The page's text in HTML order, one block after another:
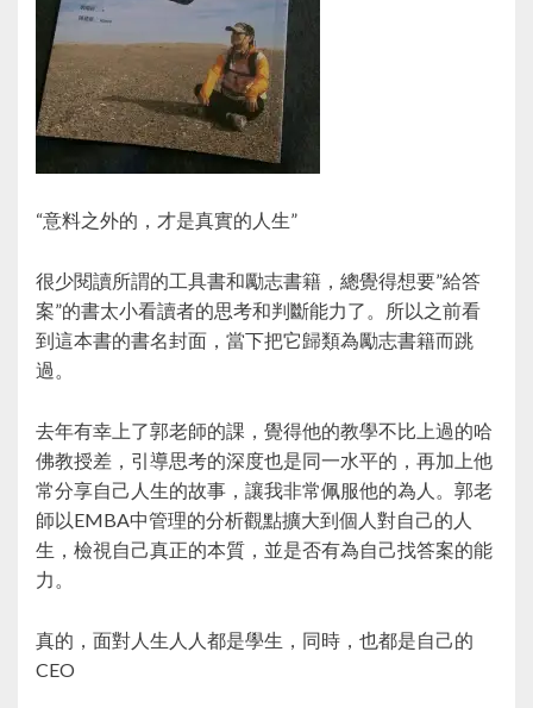
“意料之外的，才是真實的人生”
很少閱讀所謂的工具書和勵志書籍，總覺得想要”給答
案”的書太小看讀者的思考和判斷能力了。所以之前看
到這本書的書名封面，當下把它歸類為勵志書籍而跳
過。
去年有幸上了郭老師的課，覺得他的教學不比上過的哈
佛教授差，引導思考的深度也是同一水平的，再加上他
常分享自己人生的故事，讓我非常佩服他的為人。郭老
師以EMBA中管理的分析觀點擴大到個人對自己的人
生，檢視自己真正的本質，並是否有為自己找答案的能
力。
真的，面對人生人人都是學生，同時，也都是自己的
CEO